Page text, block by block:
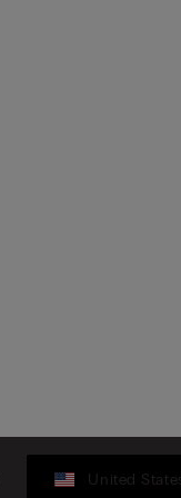
United